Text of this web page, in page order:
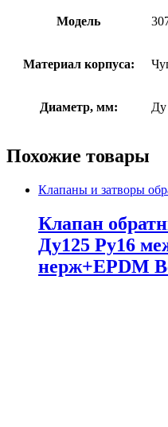
Модель
Материал корпуса:
Диаметр, мм: Ду
Похожие товары
Клапаны и затворы
Клапан
Ду125 Ру16
нерж+EPDM